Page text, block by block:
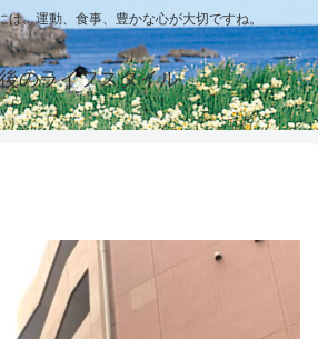
は、運動、食事、豊かな心が大切ですね。
のライフスタイル